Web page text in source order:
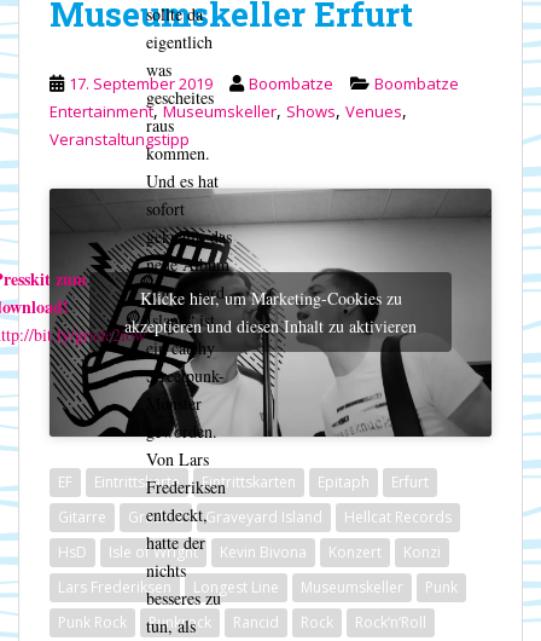
Museumskeller Erfurt
17. September 2019 Boombatze
Boombatze
Entertainment,Museumskeller, Shows, Venues,
Veranstaltungstipp
zum
bit.ly/grade2iow
sollte da
eigentlich
was
gescheites
raus
kommen.
Und es hat
sofort
geknallt, das
neue Album
„Graveyard
Island“ ist
ein catchy
Streetpunk-
Monster
geworden.
Von Lars
Frederiksen
entdeckt,
hatte der
nichts
besseres zu
tun, als
Klicke hier, um Marketing-Cookies zu
akzeptieren und diesen Inhalt zu aktivieren
EF Eintrittskarte Eintrittskarten Epitaph
Erfurt
Gitarre
Grade 2 Graveyard Island
Hellcat Records
HsD
Isle of Wright Kevin Bivona Konzert
Konzi
Lars Frederiksen
Longest Line Museumskeller
Punk
Punk Rock
Punkrock Rancid Rock
Rock‘n‘Roll